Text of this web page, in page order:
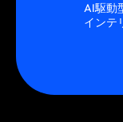
AI駆動
インテ